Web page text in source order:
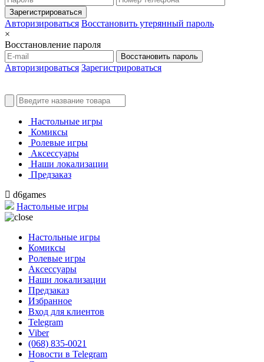
Зарегистрироваться
Авторизироваться Восстановить утерянный пароль
×
Восстановление пароля
Восстановить пароль
Авторизироваться Зарегистрироваться
Настольные игры
Комиксы
Ролевые игры
Аксессуары
Наши локализации
Предзаказ
d6games
Настольные игры
Настольные игры
Комиксы
Ролевые игры
Аксессуары
Наши локализации
Предзаказ
Избранное
Вход для клиентов
Telegram
Viber
(068) 835-0021
Новости в Telegram